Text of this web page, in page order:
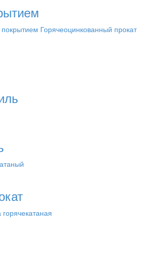
Горячеоцинкованный прокат
горячекатаная